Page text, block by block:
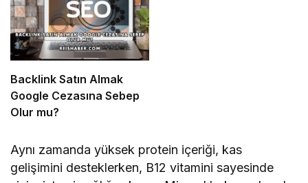
Backlink Satın Almak
Google Cezasına Sebep
Olur mu?
Aynı zamanda yüksek protein içeriği, kas
gelişimini desteklerken, B12 vitamini sayesinde